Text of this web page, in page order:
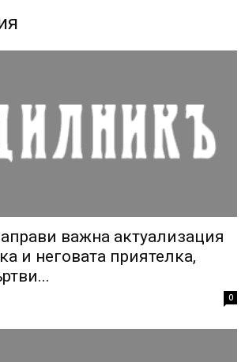
важна актуализация
и неговата приятелка,
0